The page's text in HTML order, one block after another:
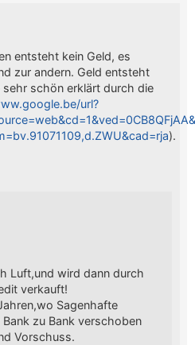
entsteht kein Geld, es
zur andern. Geld entsteht
schön erklärt durch die
url?
).
Luft,und wird dann durch
verkauft!
Sagenhafte
zu Bank verschoben
Vorschuss.